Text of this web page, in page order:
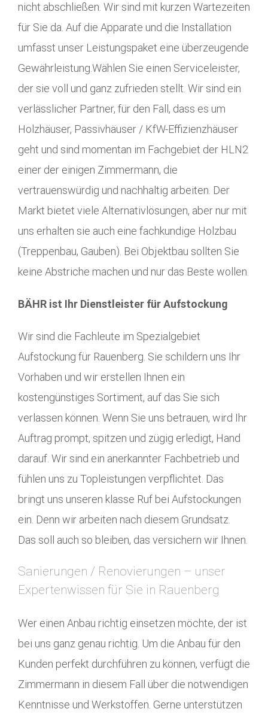
nicht abschließen. Wir sind mit kurzen Wartezeiten
für Sie da. Auf die Apparate und die Installation
umfasst unser Leistungspaket eine überzeugende
Gewährleistung.Wählen Sie einen Serviceleister,
der sie voll und ganz zufrieden stellt. Wir sind ein
verlässlicher Partner, für den Fall, dass es um
Holzhäuser, Passivhäuser / KfW-Effizienzhäuser
geht und sind momentan im Fachgebiet der HLN2
einer der einigen Zimmermann, die
vertrauenswürdig und nachhaltig arbeiten. Der
Markt bietet viele Alternativlösungen, aber nur mit
uns erhalten sie auch eine fachkundige Holzbau
(Treppenbau, Gauben). Bei Objektbau sollten Sie
keine Abstriche machen und nur das Beste wollen.
BÄHR ist Ihr Dienstleister für Aufstockung
Wir sind die Fachleute im Spezialgebiet
Aufstockung für Rauenberg. Sie schildern uns Ihr
Vorhaben und wir erstellen Ihnen ein
kostengünstiges Sortiment, auf das Sie sich
verlassen können. Wenn Sie uns betrauen, wird Ihr
Auftrag prompt, spitzen und zügig erledigt, Hand
darauf. Wir sind ein anerkannter Fachbetrieb und
fühlen uns zu Topleistungen verpflichtet. Das
bringt uns unseren klasse Ruf bei Aufstockungen
ein. Denn wir arbeiten nach diesem Grundsatz.
Das soll auch so bleiben, das versichern wir Ihnen.
Sanierungen / Renovierungen – unser
Expertenwissen für Sie in Rauenberg
Wer einen Anbau richtig einsetzen möchte, der ist
bei uns ganz genau richtig. Um die Anbau für den
Kunden perfekt durchführen zu können, verfügt die
Zimmermann in diesem Fall über die notwendigen
Kenntnisse und Werkstoffen. Gerne unterstützen